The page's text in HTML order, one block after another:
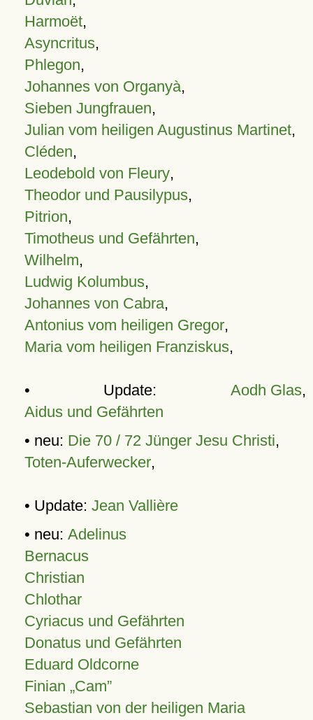
Harmoët,
Asyncritus,
Phlegon,
Johannes von Organyà,
Sieben Jungfrauen,
Julian vom heiligen Augustinus Martinet,
Cléden,
Leodebold von Fleury,
Theodor und Pausilypus,
Pitrion,
Timotheus und Gefährten,
Wilhelm,
Ludwig Kolumbus,
Johannes von Cabra,
Antonius vom heiligen Gregor,
Maria vom heiligen Franziskus,
• Update: Aodh Glas,
Aidus und Gefährten
• neu: Die 70 / 72 Jünger Jesu Christi,
Toten-Auferwecker,
• Update: Jean Vallière
• neu: Adelinus
Bernacus
Christian
Chlothar
Cyriacus und Gefährten
Donatus und Gefährten
Eduard Oldcorne
Finian Cam
Sebastian von der heiligen Maria